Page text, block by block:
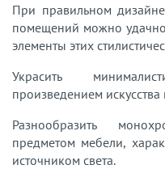
При правильном
помещений можно удачно
элементы этих
Украсить
произведением
Разнообразить
предметом мебели,
источником света.